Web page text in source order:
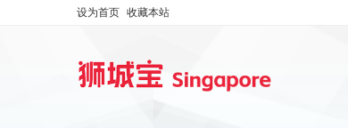
设为首页 收藏本站